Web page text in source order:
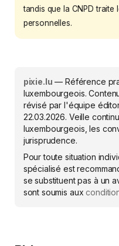
tandis que la CNPD
personnelles.
pixie.lu — Référence
luxembourgeois.
révisé par l'équipe
22.03.2026. Veille
luxembourgeois, les
jurisprudence.
Pour toute situation
spécialisé est
se substituent pas à un
sont soumis aux